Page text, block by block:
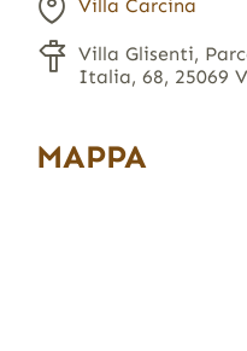
Villa Carcina
Villa Glisenti,
Italia, 68, 25069
MAPPA